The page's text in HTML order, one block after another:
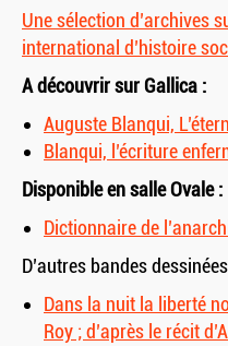
Une sélection d’archives
international d’histoire
A découvrir sur Gallica :
Auguste Blanqui,
Blanqui, l’écriture
Disponible en salle Ovale :
Dictionnaire de
D’autres bandes
Dans la nuit la liberté
Roy ; d’après le récit